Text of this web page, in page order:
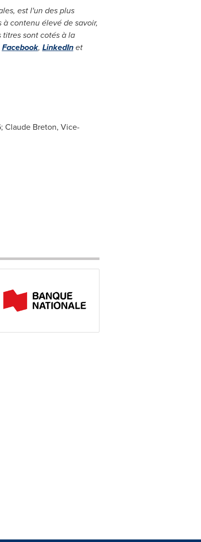
est l'un des plus
contenu élevé de savoir,
sont cotés à la
Facebook, LinkedInet
Claude Breton, Vice-